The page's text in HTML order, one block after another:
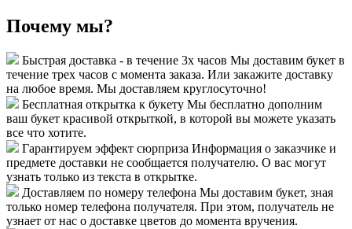
Почему мы?
Быстрая доставка - в течение 3х часов Мы доставим букет в
течение трех часов с момента заказа. Или закажите доставку
на любое время. Мы доставляем круглосуточно!
Бесплатная открытка к букету Мы бесплатно дополним
ваш букет красивой открыткой, в которой вы можете указать
все что хотите.
Гарантируем эффект сюрприза Информация о заказчике и
предмете доставки не сообщается получателю. О вас могут
узнать только из текста в открытке.
Доставляем по номеру телефона Мы доставим букет, зная
только номер телефона получателя. При этом, получатель не
узнает от нас о доставке цветов до момента вручения.